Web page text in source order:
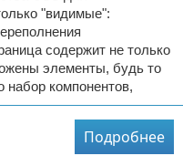
"видимые":
содержит не только
элементы, будь то
набор компонентов,
Подробнее